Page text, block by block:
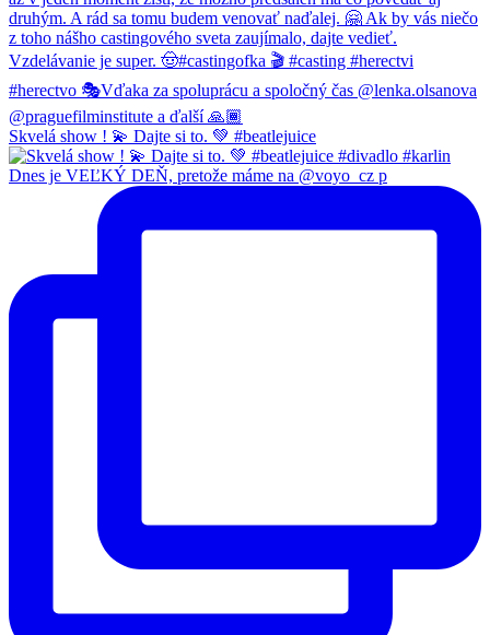
Skvelá show ! 💫 Dajte si to. 💚 #beatlejuice
Dnes je VEĽKÝ DEŇ, pretože máme na @voyo_cz p